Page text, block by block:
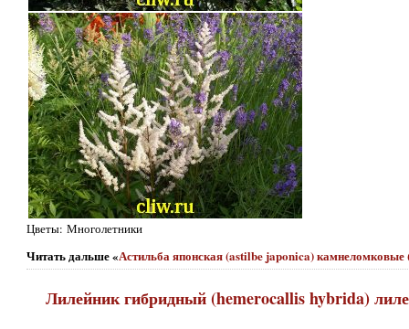
Цветы: Многолетники
Читать дальше «Астильба японская (astilbe japonica)
Лилейник гибридный (hemerocallis hybrida)